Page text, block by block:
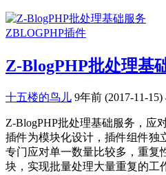
ZBLOGPHP插件
Z-BlogPHP批处理基
十五楼的鸟儿 9年前 (2017-11-15)
Z-BlogPHP批处理基础服务，应
插件为模块化设计，插件组件独
专门应对单一数量比较多，重复
块，实现批量处理大量重复的工